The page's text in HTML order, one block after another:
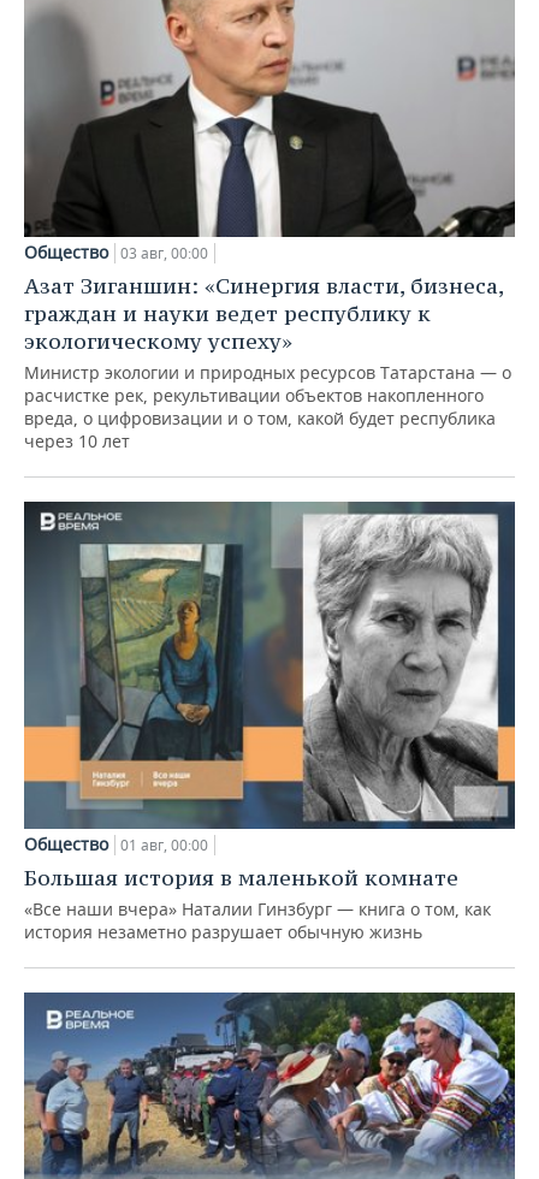
Общество 03 авг, 00:00
Азат Зиганшин: «Синергия власти, бизнеса,
граждан и науки ведет республику к
экологическому успеху»
Министр экологии и природных ресурсов Татарстана — о
расчистке рек, рекультивации объектов накопленного
вреда, о цифровизации и о том, какой будет республика
через 10 лет
Общество 01 авг, 00:00
Большая история в маленькой комнате
«Все наши вчера» Наталии Гинзбург — книга о том, как
история незаметно разрушает обычную жизнь